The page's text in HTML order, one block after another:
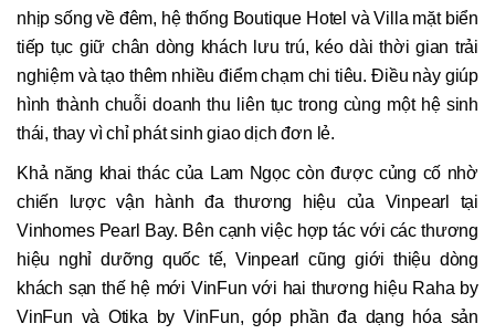
nhịp sống về đêm, hệ thống Boutique Hotel và Villa mặt biển
tiếp tục giữ chân dòng khách lưu trú, kéo dài thời gian trải
nghiệm và tạo thêm nhiều điểm chạm chi tiêu. Điều này giúp
hình thành chuỗi doanh thu liên tục trong cùng một hệ sinh
thái, thay vì chỉ phát sinh giao dịch đơn lẻ.
Khả năng khai thác của Lam Ngọc còn được củng cố nhờ
chiến lược vận hành đa thương hiệu của Vinpearl tại
Vinhomes Pearl Bay. Bên cạnh việc hợp tác với các thương
hiệu nghỉ dưỡng quốc tế, Vinpearl cũng giới thiệu dòng
khách sạn thế hệ mới VinFun với hai thương hiệu Raha by
VinFun và Otika by VinFun, góp phần đa dạng hóa sản